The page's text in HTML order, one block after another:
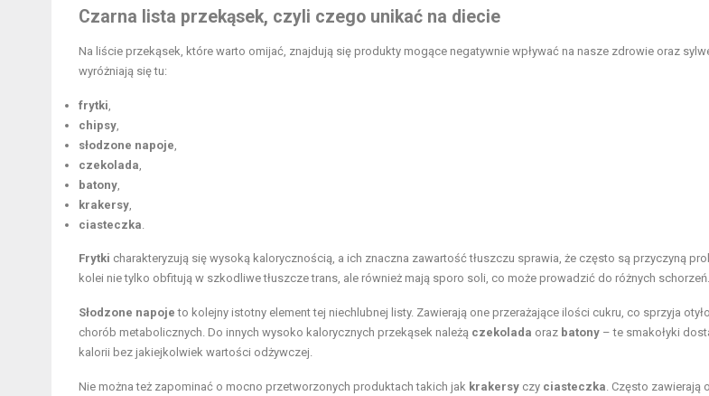
Czarna lista przekąsek, czyli czego unikać na diecie
Na liście przekąsek, które warto omijać, znajdują się produkty mogące negatywnie wpływać na nasze zdrowie oraz
wyróżniają się tu:
frytki
chipsy
słodzone napoje
czekolada
batony
krakersy
ciasteczka
Frytki charakteryzują się wysoką kalorycznością, a ich znaczna zawartość tłuszczu sprawia, że często są przyczyną
kolei nie tylko obfitują w szkodliwe tłuszcze trans, ale również mają sporo soli, co może prowadzić do różnych schorzeń.
Słodzone napoje to kolejny istotny element tej niechlubnej listy. Zawierają one przerażające ilości cukru, co sprzyja
chorób metabolicznych. Do innych wysoko kalorycznych przekąsek należą czekolada oraz batony – te smakołyki
kalorii bez jakiejkolwiek wartości odżywczej.
Nie można też zapominać o mocno przetworzonych produktach takich jak krakersy czy ciasteczka . Często